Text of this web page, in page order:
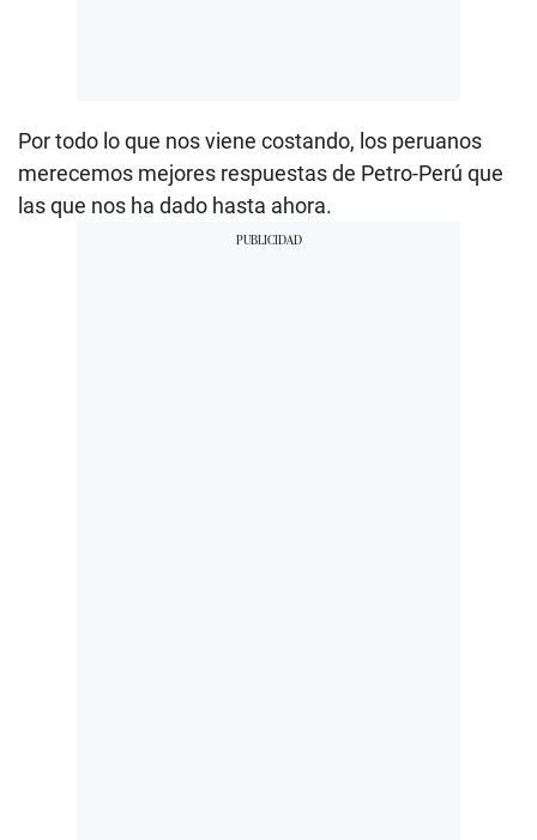
Por todo lo que nos viene costando, los peruanos
merecemos mejores respuestas de Petro-Perú que
las que nos ha dado hasta ahora.